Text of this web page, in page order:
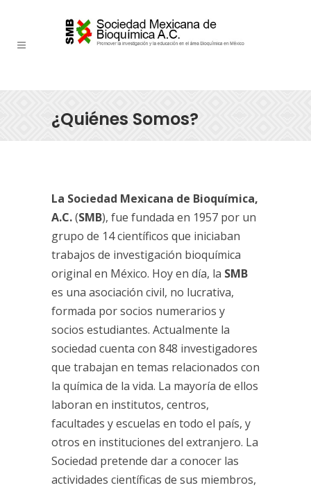
¿Quiénes Somos?
La Sociedad Mexicana de Bioquímica,
A.C.(SMB), fue fundada en 1957 por un
grupo de 14 científicos que iniciaban
trabajos de investigación bioquímica
original en México. Hoy en día, la SMB
es una asociación civil, no lucrativa,
formada por socios numerarios y
socios estudiantes. Actualmente la
sociedad cuenta con 848 investigadores
que trabajan en temas relacionados con
la química de la vida. La mayoría de ellos
laboran en institutos, centros,
facultades y escuelas en todo el país, y
otros en instituciones del extranjero. La
Sociedad pretende dar a conocer las
actividades científicas de sus miembros,